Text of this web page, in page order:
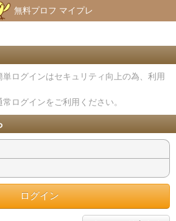
無料プロフ マイプレ
ログインはセキュリティ向上の為、利用
ログインをご利用ください。